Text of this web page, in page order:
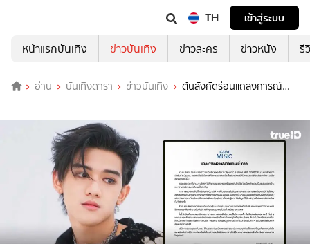
TH
เข้าสู่ระบบ
หน้าแรกบันเทิง
ข่าวบันเทิง ข่าวละคร ข่าวหนัง รี
อ่าน บันเทิงดารา ข่าวบันเทิง
ต้นสังกัดร่อนแถลงการณ์
ประกาศยกเลิกพักงาน “ติณติณ New Country”